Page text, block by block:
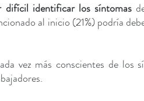
difícil identificar los síntomas
al inicio (21%) podría
vez más conscientes de los